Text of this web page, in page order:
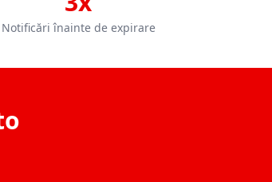
Notificări înainte de expirare